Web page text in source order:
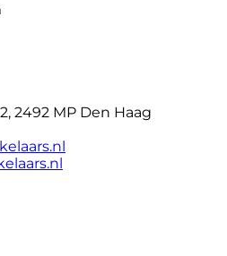
2492 MP Den Haag